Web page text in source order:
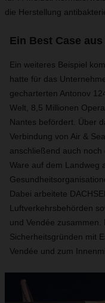
die Herstellung
Ein Best Case
Ein weiteres Beispiel
hatte für das
gecharterten Antonov
Welt, 8,5 Millionen
Nantes befördert. Über
Verbindung von Air &
anschließend auch
Ware auf dem Landweg
Dabei arbeitete
Luftverkehrsbehörden
und Vendée
Sicherheitsgründen mit
Vendée und zum